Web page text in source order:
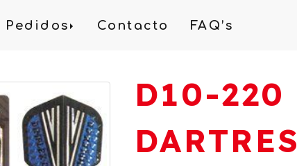
Pedidos Contacto FAQ’s
D10-220
DARTRES